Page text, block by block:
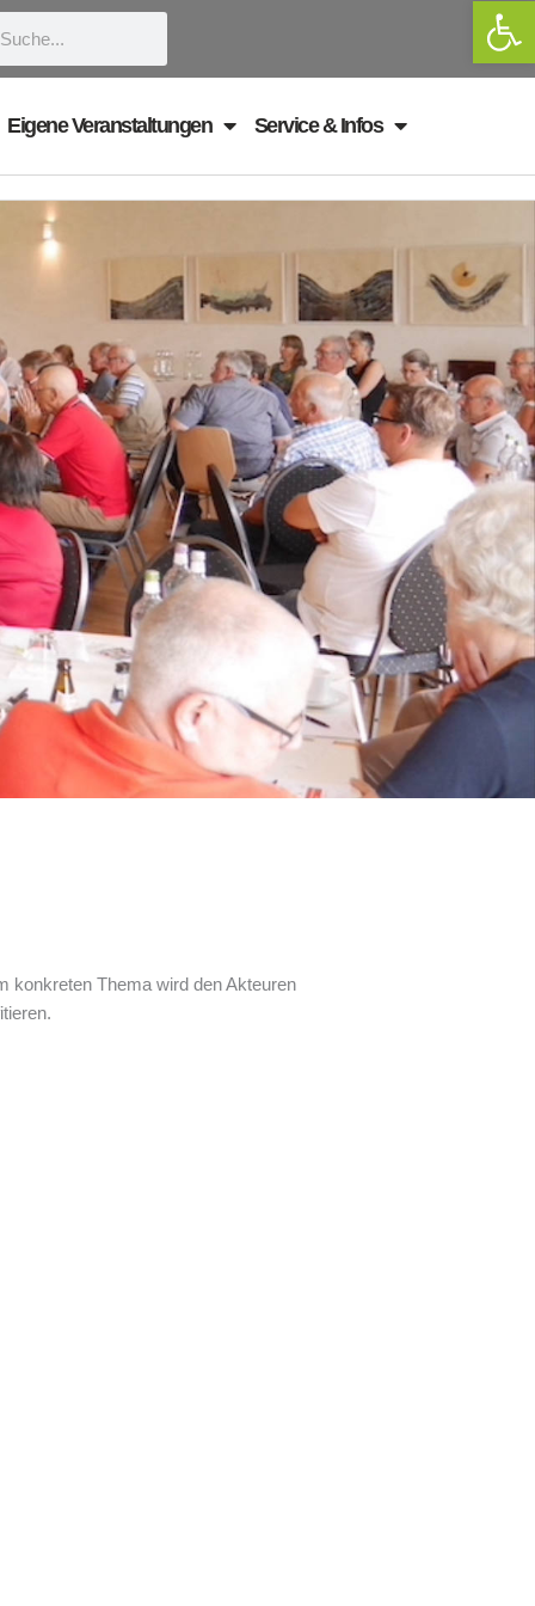
Eigene Veranstaltungen Service & Infos
konkreten Thema wird den Akteuren